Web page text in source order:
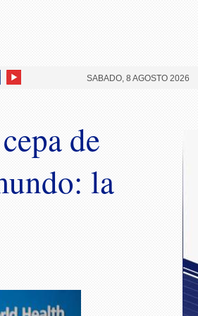
SABADO, 8 AGOSTO 2026
de
la